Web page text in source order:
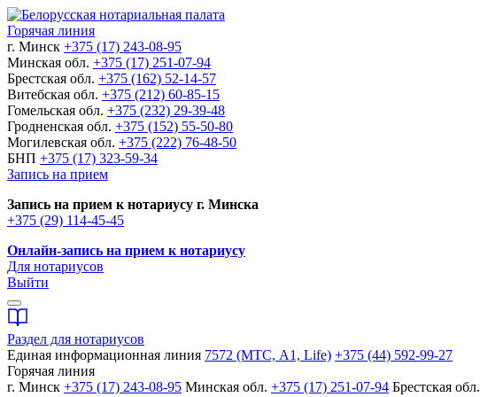
Горячая линия
г. Минск +375 (17) 243-08-95
Минская обл. +375 (17) 251-07-94
Брестская обл. +375 (162) 52-14-57
Витебская обл. +375 (212) 60-85-15
Гомельская обл. +375 (232) 29-39-48
Гродненская обл. +375 (152) 55-50-80
Могилевская обл. +375 (222) 76-48-50
БНП +375 (17) 323-59-34
Запись на прием
Запись на прием к нотариусу г. Минска
+375 (29) 114-45-45
Онлайн-запись на прием к нотариусу
Для нотариусов
Выйти
Раздел для нотариусов
Единая информационная линия 7572 (МТС, A1, Life) +375 (44) 592-99-27
Горячая линия
г. Минск +375 (17) 243-08-95 Минская обл. +375 (17) 251-07-94 Брестская обл.